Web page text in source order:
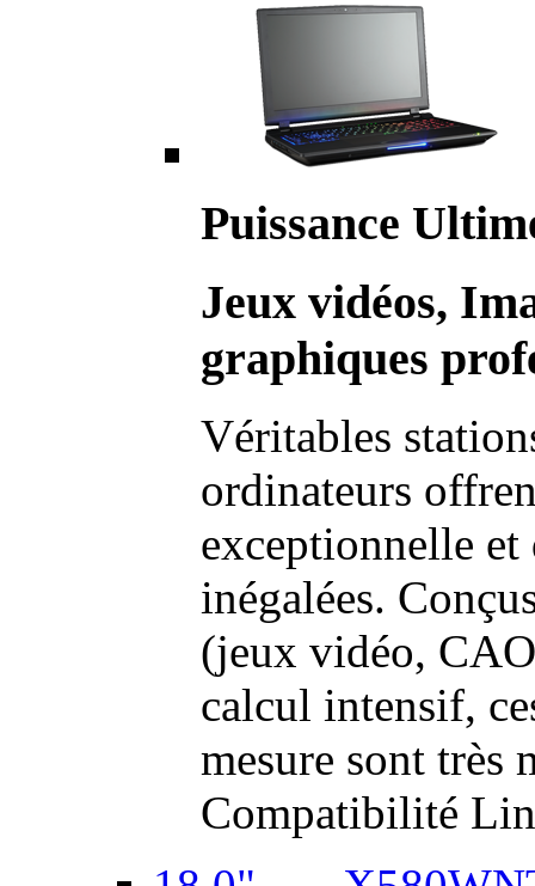
Puissance
Jeux vidéos,
graphiques
Véritables
ordinateurs
exceptionnelle et
inégalées.
(jeux vidéo,
calcul intensif,
mesure sont très
Compatibilité